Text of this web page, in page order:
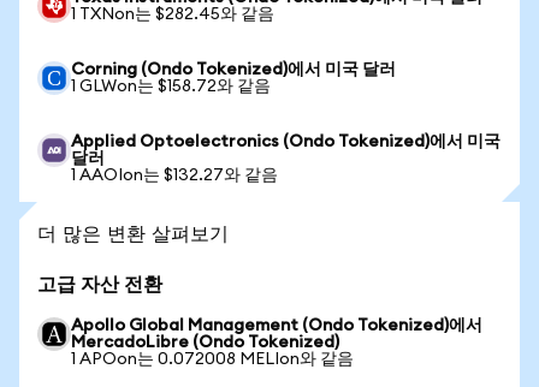
1 TXNon는 $282.45와 같음
Corning (Ondo Tokenized)에서 미국 달러
1 GLWon는 $158.72와 같음
Applied Optoelectronics (Ondo Tokenized)에서 미국
달러
1 AAOIon는 $132.27와 같음
더 많은 변환 살펴보기
고급 자산 전환
Apollo Global Management (Ondo Tokenized)에서
MercadoLibre (Ondo Tokenized)
1 APOon는 0.072008 MELIon와 같음